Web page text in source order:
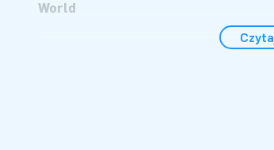
World
Szybko i łatwo rozstaw zamek dmuchany